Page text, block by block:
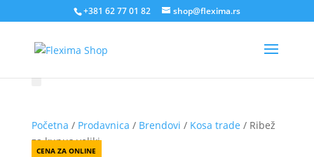
+381 62 77 01 82 shop@flexima.rs
Početna / Prodavnica / Brendovi / Kosa trade / Ribež
za kupus veliki
CENA ZA ONLINE